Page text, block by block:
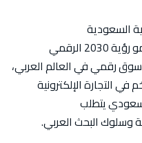
السعودية
الرقمي
رقمي في العالم العربي،
الضخم في التجارة الإلكترونية
يتطلب
وسلوك البحث العربي.